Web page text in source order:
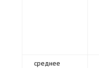
среднее